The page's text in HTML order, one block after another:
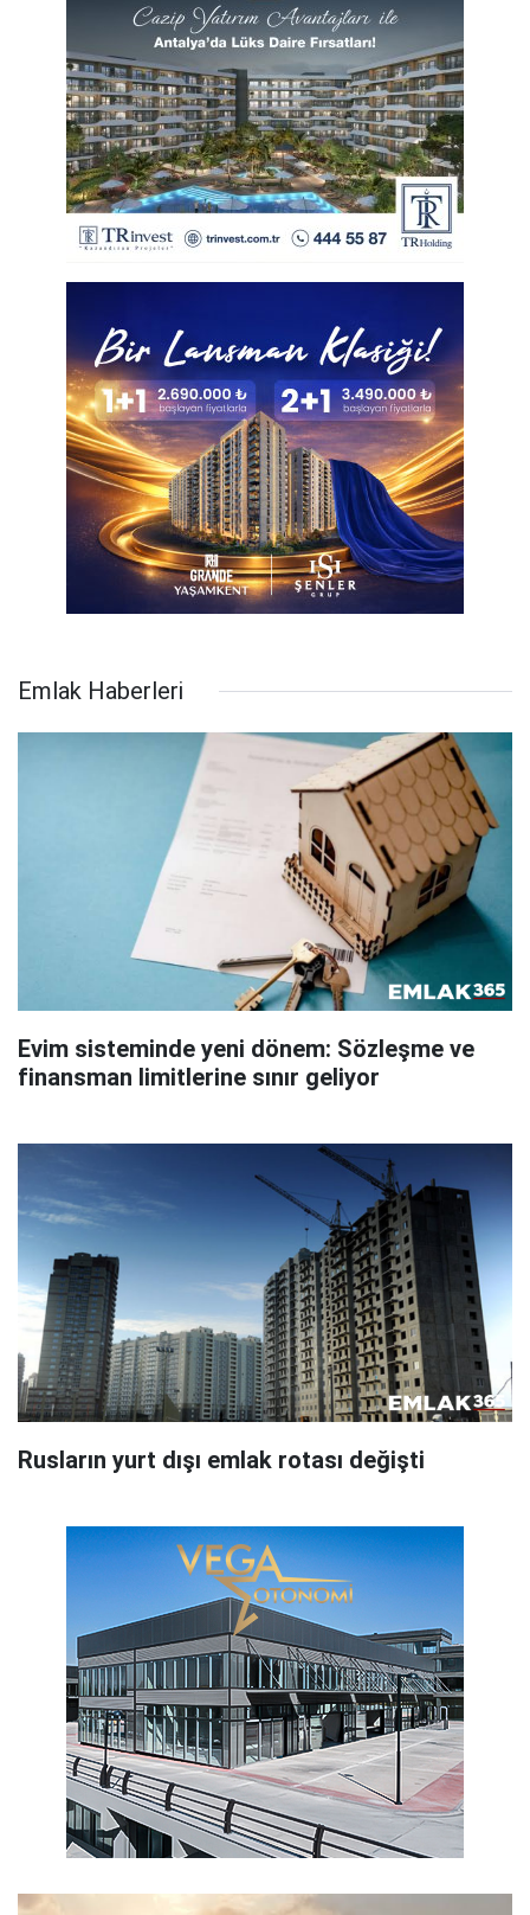
Emlak Haberleri
Evim sisteminde yeni dönem: Sözleşme ve
finansman limitlerine sınır geliyor
Rusların yurt dışı emlak rotası değişti